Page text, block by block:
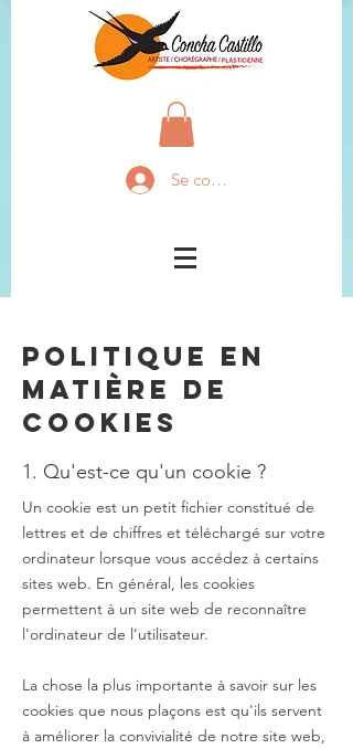
Se connecter
Politique en
matière de
cookies
1. Qu'est-ce qu'un cookie ?
Un cookie est un petit fichier constitué de
lettres et de chiffres et téléchargé sur votre
ordinateur lorsque vous accédez à certains
sites web. En général, les cookies
permettent à un site web de reconnaître
l'ordinateur de l’utilisateur.
La chose la plus importante à savoir sur les
cookies que nous plaçons est qu'ils servent
à améliorer la convivialité de notre site web,